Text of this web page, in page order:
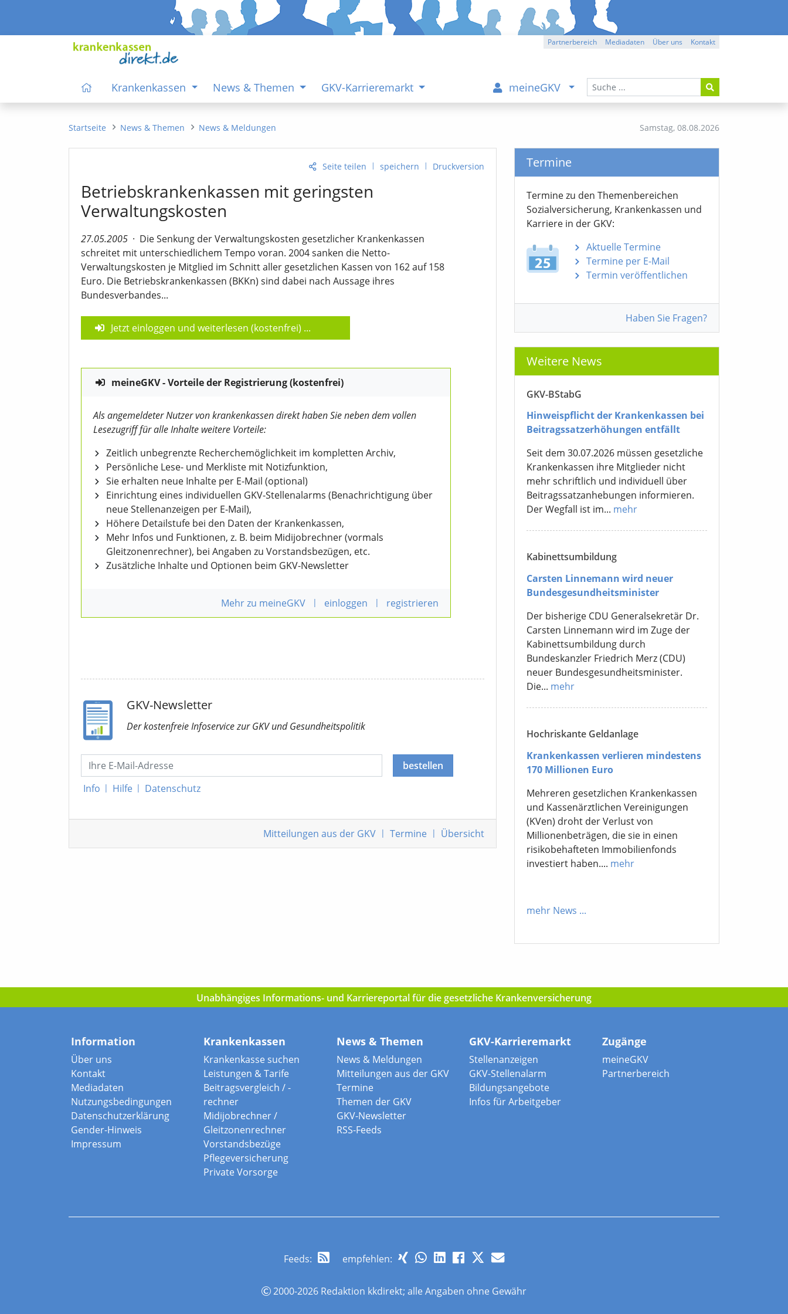
Partnerbereich Mediadaten Über uns Kontakt
Krankenkassen News & Themen GKV-Karrieremarkt meineGKV
Samstag, 08.08.2026
Startseite News & Themen News & Meldungen
Seite teilen | speichern | Druckversion
Betriebskrankenkassen mit geringsten
Verwaltungskosten
27.05.2005 · Die Senkung der Verwaltungskosten gesetzlicher Krankenkassen
schreitet mit unterschiedlichem Tempo voran. 2004 sanken die Netto-
Verwaltungskosten je Mitglied im Schnitt aller gesetzlichen Kassen von 162 auf 158
Euro. Die Betriebskrankenkassen (BKKn) sind dabei nach Aussage ihres
Bundesverbandes...
Jetzt einloggen und weiterlesen (kostenfrei) ...
meineGKV - Vorteile der Registrierung (kostenfrei)
Als angemeldeter Nutzer von krankenkassen direkt haben Sie neben dem vollen
Lesezugriff für alle Inhalte weitere Vorteile:
Zeitlich unbegrenzte Recherchemöglichkeit im kompletten Archiv,
Persönliche Lese- und Merkliste mit Notizfunktion,
Sie erhalten neue Inhalte per E-Mail (optional)
Einrichtung eines individuellen GKV-Stellenalarms (Benachrichtigung über
neue Stellenanzeigen per E-Mail),
Höhere Detailstufe bei den Daten der Krankenkassen,
Mehr Infos und Funktionen, z. B. beim Midijobrechner (vormals
Gleitzonenrechner), bei Angaben zu Vorstandsbezügen, etc.
Zusätzliche Inhalte und Optionen beim GKV-Newsletter
Mehr zu meineGKV | einloggen | registrieren
GKV-Newsletter
Der kostenfreie Infoservicezur GKVund Gesundheitspolitik
Info | Hilfe | Datenschutz
bestellen
Mitteilungen aus der GKV | Termine | Übersicht
Termine
Termine zu den Themen­bereichen
Sozialver­sicherung, Krankenkassen und
Karriere in der GKV:
Aktuelle Termine
Termine per E-Mail
Termin veröffentlichen
Haben Sie Fragen?
Weitere News
GKV-BStabG
Hinweispflicht der Krankenkassen bei
Beitragssatzerhöhungen entfällt
Seit dem 30.07.2026 müssen gesetzliche
Krankenkassen ihre Mitglieder nicht
mehr schriftlich und individuell über
Beitragssatzanhebungen informieren.
Der Wegfall ist im... mehr
Kabinettsumbildung
Carsten Linnemann wird neuer
Bundesgesundheitsminister
Der bisherige CDU Generalsekretär Dr.
Carsten Linnemann wird im Zuge der
Kabinettsumbildung durch
Bundeskanzler Friedrich Merz (CDU)
neuer Bundesgesundheitsminister.
Die... mehr
Hochriskante Geldanlage
Krankenkassen verlieren mindestens
170 Millionen Euro
Mehreren gesetzlichen Krankenkassen
und Kassenärztlichen Vereinigungen
(KVen) droht der Verlust von
Millionenbeträgen, die sie in einen
risikobehafteten Immobilienfonds
investiert haben.... mehr
mehr News ...
Unabhängiges Informations- und Karriereportal für die gesetzliche Krankenversicherung
Information
Über uns
Kontakt
Mediadaten
Nutzungsbedingungen
Datenschutzerklärung
Gender-Hinweis
Impressum
Krankenkassen
Krankenkasse suchen
Leistungen & Tarife
Beitragsvergleich / -
rechner
Midijobrechner /
Gleitzonenrechner
Vorstandsbezüge
Pflegeversicherung
Private Vorsorge
News & Themen
News & Meldungen
Mitteilungen aus der GKV
Termine
Themen der GKV
GKV-Newsletter
RSS-Feeds
GKV-Karrieremarkt
Stellenanzeigen
GKV-Stellenalarm
Bildungsangebote
Infos für Arbeitgeber
Zugänge
meineGKV
Partnerbereich
Feeds: empfehlen:
2000-2026 Redaktion kkdirekt; alle Angaben ohne Gewähr